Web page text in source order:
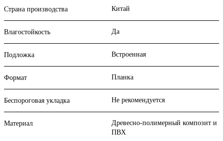
Страна производства Китай
Влагостойкость Да
Подложка Встроенная
Формат Планка
Беспороговая укладка Не рекомендуется
Материал
Древесно-полимерный композит и
ПВХ